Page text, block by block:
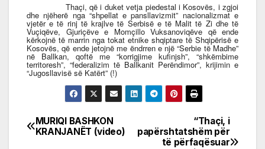
Thaçi, që i duket vetja piedestal i Kosovës, i zgjoi
dhe njëherë nga “shpellat e pansllavizmit” nacionalizmat e
vjetër e të rinj të krajlve të Serbisë e të Malit të Zi dhe të
Vuçiqëve, Gjuriçëve e Momçillo Vuksanoviqëve që ende
kërkojnë të marrin nga tokat etnike shqiptare të Shqipërisë e
Kosovës, që ende jetojnë me ëndrren e një “Serbie të Madhe”
në Ballkan, qoftë me “korrigjime kufinjsh”, “shkëmbime
territoresh”, “federalizim të Ballkanit Perëndimor”, krijimin e
“Jugosllavisë së Katërt” (!)
Post
“Thaçi, i
papërshtatshëm për
të përfaqësuar
MURIQI BASHKON
KRANJANËT (video)